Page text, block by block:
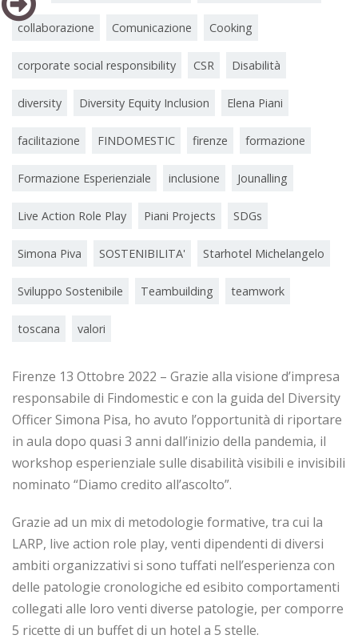
collaborazione Comunicazione Cooking
corporate social responsibility CSR Disabilità
diversity Diversity Equity Inclusion Elena Piani
facilitazione FINDOMESTIC firenze formazione
Formazione Esperienziale inclusione Jounalling
Live Action Role Play Piani Projects SDGs
Simona Piva SOSTENIBILITA' Starhotel Michelangelo
Sviluppo Sostenibile Teambuilding teamwork
toscana valori
Firenze 13 Ottobre 2022 – Grazie alla visione d’impresa
responsabile di Findomestic e con la guida del Diversity
Officer Simona Pisa, ho avuto l’opportunità di riportare
in aula dopo quasi 3 anni dall’inizio della pandemia, il
workshop esperienziale sulle disabilità visibili e invisibili
nominato “Diamo credito all’ascolto”.
Grazie ad un mix di metodologie formative, tra cui la
LARP, live action role play, venti dipendenti di diversi
ambiti organizzativi si sono tuffati nell’esperienza con
delle patologie cronologiche ed esibito comportamenti
collegati alle loro venti diverse patologie, per comporre
5 ricette di un buffet di un hotel a 5 stelle.